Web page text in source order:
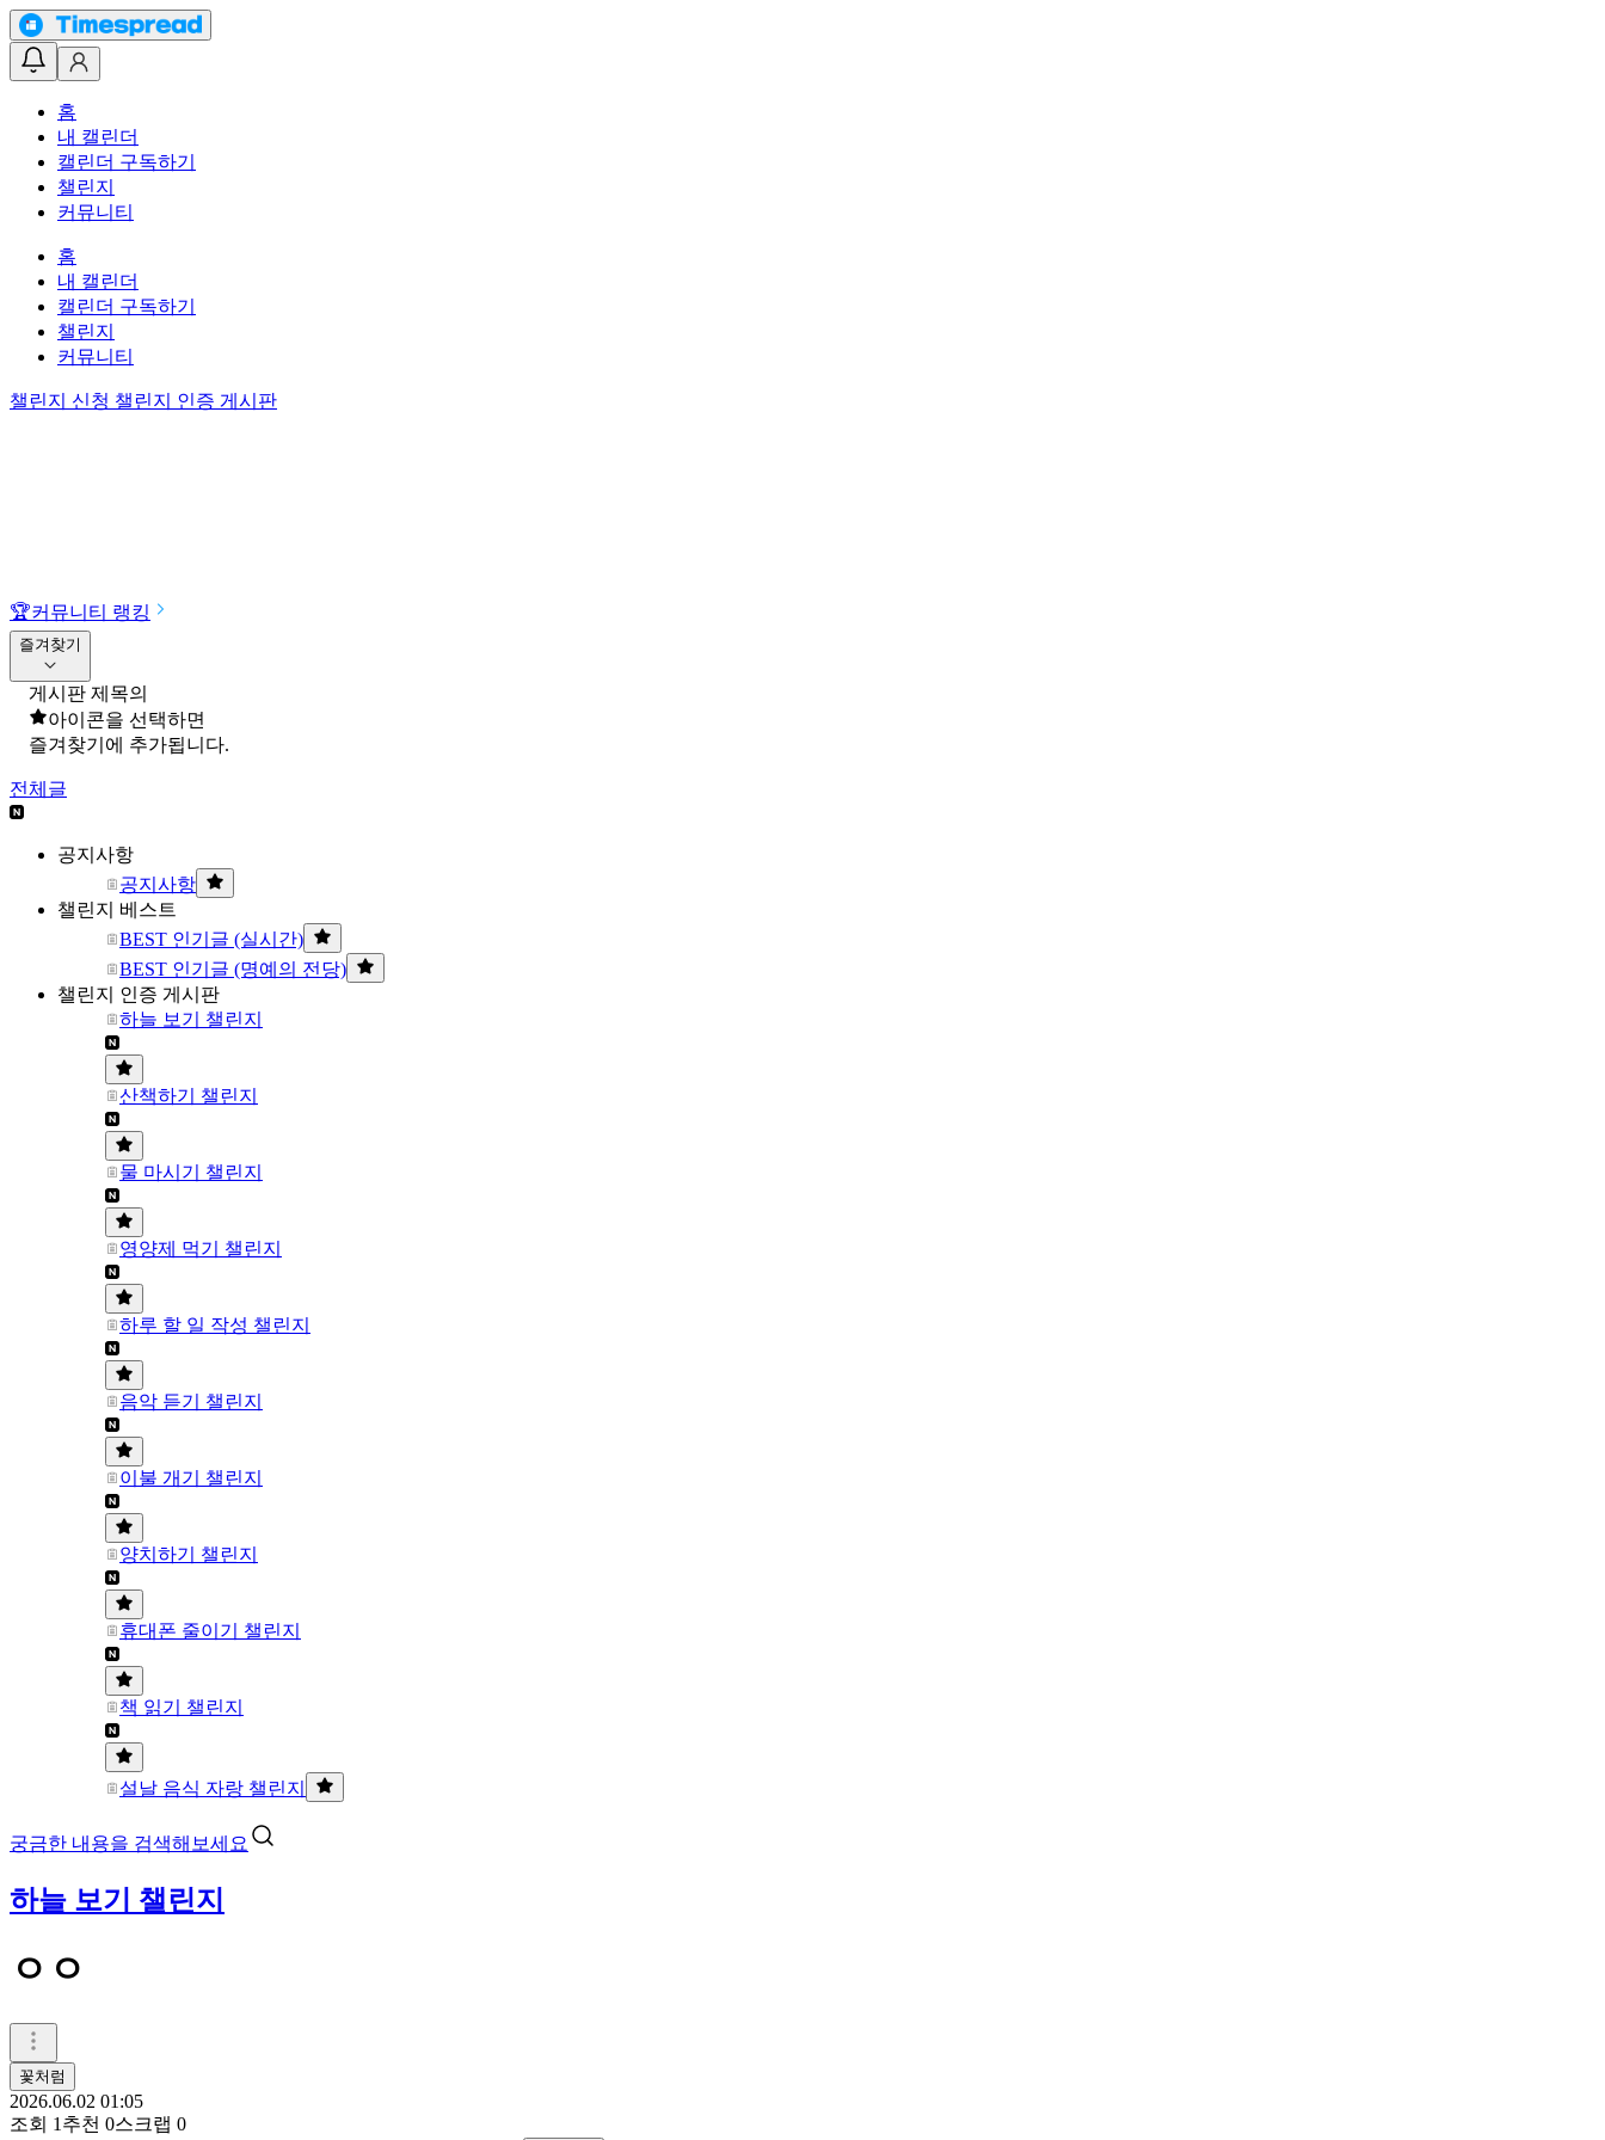
홈
내 캘린더
캘린더 구독하기
챌린지
커뮤니티
홈
내 캘린더
캘린더 구독하기
챌린지
커뮤니티
챌린지 신청 챌린지 인증 게시판
🏆커뮤니티 랭킹
즐겨찾기
게시판 제목의
아이콘을 선택하면
즐겨찾기에 추가됩니다.
전체글
공지사항
공지사항
챌린지 베스트
BEST 인기글 (실시간)
BEST 인기글 (명예의 전당)
챌린지 인증 게시판
하늘 보기 챌린지
산책하기 챌린지
물 마시기 챌린지
영양제 먹기 챌린지
하루 할 일 작성 챌린지
음악 듣기 챌린지
이불 개기 챌린지
양치하기 챌린지
휴대폰 줄이기 챌린지
책 읽기 챌린지
설날 음식 자랑 챌린지
궁금한 내용을 검색해보세요
하늘 보기 챌린지
ㅇㅇ
꽃처럼
2026.06.02 01:05
조회 1 추천 0스크랩 0